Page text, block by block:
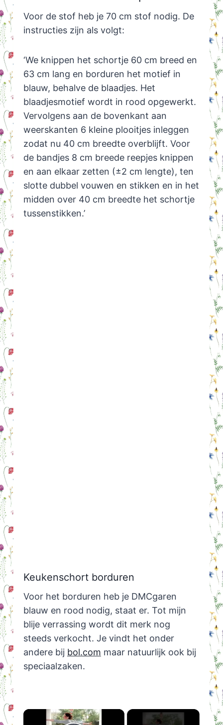
Voor de stof heb je 70 cm stof nodig. De
instructies zijn als volgt:
‘We knippen het schortje 60 cm breed en
63 cm lang en borduren het motief in
blauw, behalve de blaadjes. Het
blaadjesmotief wordt in rood opgewerkt.
Vervolgens aan de bovenkant aan
weerskanten 6 kleine plooitjes inleggen
zodat nu 40 cm breedte overblijft. Voor
de bandjes 8 cm breede reepjes knippen
en aan elkaar zetten (±2 cm lengte), ten
slotte dubbel vouwen en stikken en in het
midden over 40 cm breedte het schortje
tussenstikken.’
Keukenschort borduren
Voor het borduren heb je DMCgaren
blauw en rood nodig, staat er. Tot mijn
blije verrassing wordt dit merk nog
steeds verkocht. Je vindt het onder
andere bij bol.com maar natuurlijk ook bij
speciaalzaken.
×